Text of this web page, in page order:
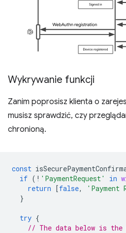
Wykrywanie funkcji
Zanim poprosisz klienta o
musisz sprawdzić, czy
chronioną.
const
if ( ! 'PaymentRequest' in
return
[false,
'Payment
}
try {
// The data below is the